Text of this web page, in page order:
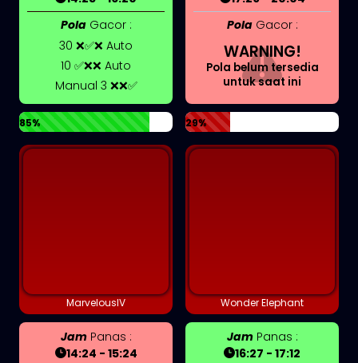
PolaGacor :
30 ❌✅❌ Auto
10 ✅❌❌ Auto
Manual 3 ❌❌✅
85%
PolaGacor :
WARNING!
Pola belum tersedia
untuk saat ini
29%
MarvelousIV
JamPanas :
14:24 - 15:24
Wonder Elephant
JamPanas :
16:27 - 17:12